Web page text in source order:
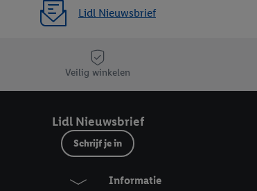
Lidl Nieuwsbrief
Veilig winkelen
Lidl Nieuwsbrief
Schrijf je in
Informatie